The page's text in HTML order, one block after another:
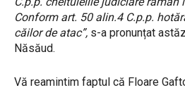
Conform art. 50 alin.4 C.p.p.
căilor de atac”, s-a pronunțat
Năsăud.
Vă reamintim faptul că Floare